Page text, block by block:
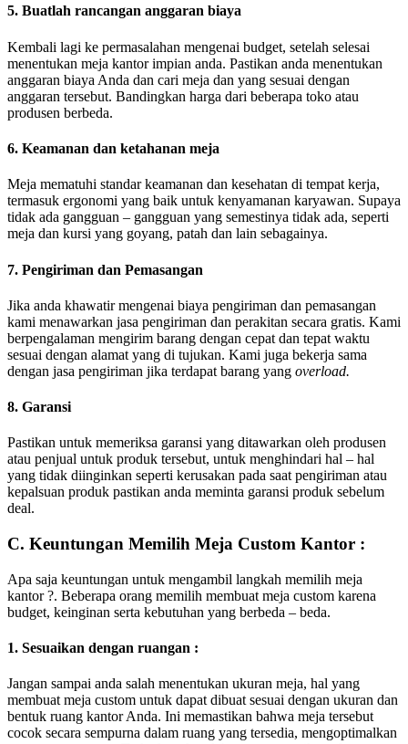
5. Buatlah rancangan anggaran biaya
Kembali lagi ke permasalahan mengenai budget, setelah selesai
menentukan meja kantor impian anda. Pastikan anda menentukan
anggaran biaya Anda dan cari meja dan yang sesuai dengan
anggaran tersebut. Bandingkan harga dari beberapa toko atau
produsen berbeda.
6. Keamanan dan ketahanan meja
Meja mematuhi standar keamanan dan kesehatan di tempat kerja,
termasuk ergonomi yang baik untuk kenyamanan karyawan. Supaya
tidak ada gangguan – gangguan yang semestinya tidak ada, seperti
meja dan kursi yang goyang, patah dan lain sebagainya.
7. Pengiriman dan Pemasangan
Jika anda khawatir mengenai biaya pengiriman dan pemasangan
kami menawarkan jasa pengiriman dan perakitan secara gratis. Kami
berpengalaman mengirim barang dengan cepat dan tepat waktu
sesuai dengan alamat yang di tujukan. Kami juga bekerja sama
dengan jasa pengiriman jika terdapat barang yang overload.
8. Garansi
Pastikan untuk memeriksa garansi yang ditawarkan oleh produsen
atau penjual untuk produk tersebut, untuk menghindari hal – hal
yang tidak diinginkan seperti kerusakan pada saat pengiriman atau
kepalsuan produk pastikan anda meminta garansi produk sebelum
deal.
C. Keuntungan Memilih Meja Custom Kantor :
Apa saja keuntungan untuk mengambil langkah memilih meja
kantor ?. Beberapa orang memilih membuat meja custom karena
budget, keinginan serta kebutuhan yang berbeda – beda.
1. Sesuaikan dengan ruangan :
Jangan sampai anda salah menentukan ukuran meja, hal yang
membuat meja custom untuk dapat dibuat sesuai dengan ukuran dan
bentuk ruang kantor Anda. Ini memastikan bahwa meja tersebut
cocok secara sempurna dalam ruang yang tersedia, mengoptimalkan